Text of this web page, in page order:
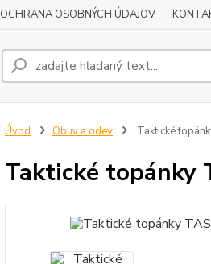
OCHRANA OSOBNÝCH ÚDAJOV
Úvod Obuv a odev Taktické
Taktické topánky